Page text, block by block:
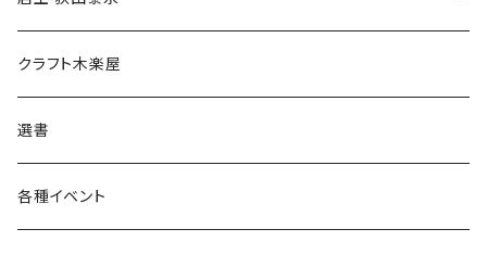
食料品
その他
書籍
ウェア
クラフト木楽屋
選書
各種イベント